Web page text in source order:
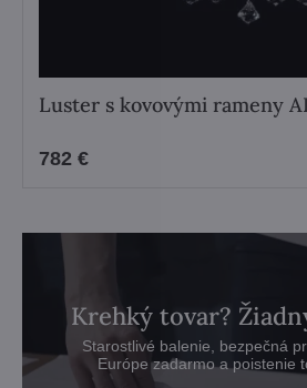
Luster s kovovými rameny
782 €
Krehký tovar?
Starostlivé balenie, bezpečná
Európe zadarmo a poistenie